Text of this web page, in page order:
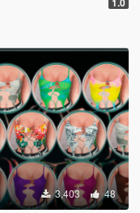
3,403 48